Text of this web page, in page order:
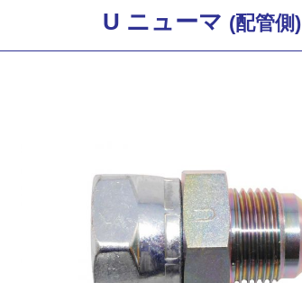
U ニューマ (配管側)